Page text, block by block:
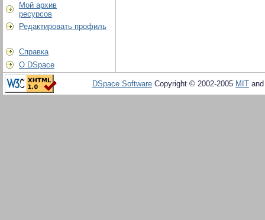
Мой архив
ресурсов
Редактировать профиль
Справка
О DSpace
DSpace Software Copyright © 2002-2005 MIT